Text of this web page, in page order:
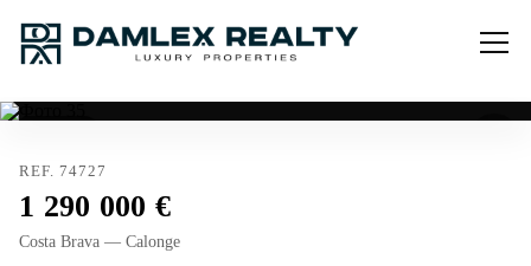
REF. 74727
1 290 000
Costa Brava — Calonge